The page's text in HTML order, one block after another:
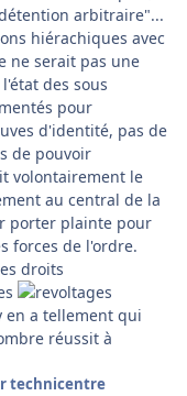
arbitraire"...
hiérachiques avec
ne serait pas une
des sous
pour
d'identité, pas de
de pouvoir
volontairement le
au central de la
porter plainte pour
forces de l'ordre.
droits
en a tellement qui
réussit à
technicentre